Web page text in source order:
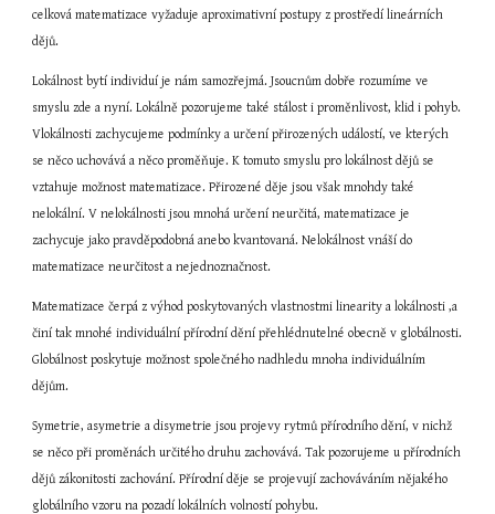
celková matematizace vyžaduje aproximativní postupy z prostředí lineárních
dějů.
Lokálnost bytí individuí je nám samozřejmá. Jsoucnům dobře rozumíme ve
smyslu zde a nyní. Lokálně pozorujeme také stálost i proměnlivost, klid i pohyb.
Vlokálnosti zachycujeme podmínky a určení přirozených událostí, ve kterých
se něco uchovává a něco proměňuje. K tomuto smyslu pro lokálnost dějů se
vztahuje možnost matematizace. Přirozené děje jsou však mnohdy také
nelokální. V nelokálnosti jsou mnohá určení neurčitá, matematizace je
zachycuje jako pravděpodobná anebo kvantovaná. Nelokálnost vnáší do
matematizace neurčitost a nejednoznačnost.
Matematizace čerpá z výhod poskytovaných vlastnostmi linearity a lokálnosti ,a
činí tak mnohé individuální přírodní dění přehlédnutelné obecně v globálnosti.
Globálnost poskytuje možnost společného nadhledu mnoha individuálním
dějům.
Symetrie, asymetrie a disymetrie jsou projevy rytmů přírodního dění, v nichž
se něco při proměnách určitého druhu zachovává. Tak pozorujeme u přírodních
dějů zákonitosti zachování. Přírodní děje se projevují zachováváním nějakého
globálního vzoru na pozadí lokálních volností pohybu.